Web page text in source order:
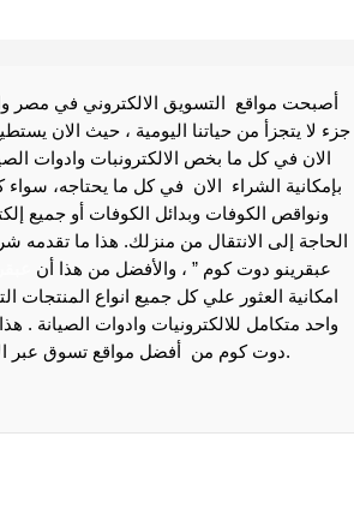
أصبحت مواقع التسويق الالكتروني في مصر
جزء لا يتجزأ من حياتنا اليومية ، حيث الان
الان في كل ما بخص الالكترونبات وادوات
بإمكانية الشراء الان في كل ما يحتاجه،
ونواقص الكوفات وبدائل الكوفات أو جميع
الحاجة إلى الانتقال من منزلك. هذا ما تقدمه
عبقرينو دوت كوم ” ، والأفضل من هذا أن
امكانية العثور علي كل جميع انواع المنتجات
واحد متكامل للالكترونيات وادوات الصيانة .
دوت كوم من أفضل مواقع تسوق عبر الإنترنت في مصر.